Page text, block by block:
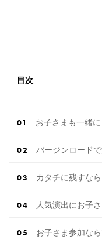
目次
お子さまも一緒
バージンロード
カタチに残すなら
人気演出にお子
お子さま参加な